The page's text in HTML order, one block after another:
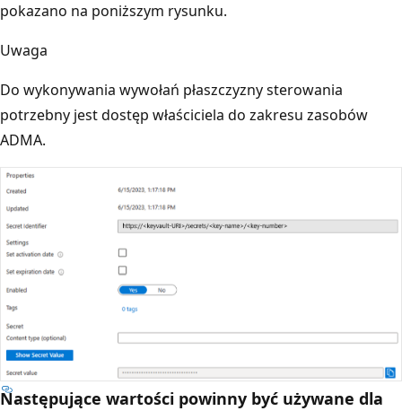
pokazano na poniższym rysunku.
Uwaga
Do wykonywania wywołań płaszczyzny sterowania
potrzebny jest dostęp właściciela do zakresu zasobów
ADMA.
Następujące wartości powinny być używane dla